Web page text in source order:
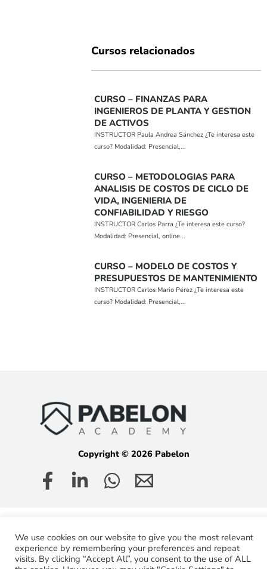
Cursos relacionados
CURSO – FINANZAS PARA
INGENIEROS DE PLANTA Y GESTION
DE ACTIVOS
INSTRUCTOR Paula Andrea Sánchez ¿Te interesa este
curso? Modalidad: Presencial,...
CURSO – METODOLOGIAS PARA
ANALISIS DE COSTOS DE CICLO DE
VIDA, INGENIERIA DE
CONFIABILIDAD Y RIESGO
INSTRUCTOR Carlos Parra ¿Te interesa este curso?
Modalidad: Presencial, online...
CURSO – MODELO DE COSTOS Y
PRESUPUESTOS DE MANTENIMIENTO
INSTRUCTOR Carlos Mario Pérez ¿Te interesa este
curso? Modalidad: Presencial,...
Copyright © 2026 Pabelon
We use cookies on our website to give you the most relevant
experience by remembering your preferences and repeat
visits. By clicking “Accept All”, you consent to the use of ALL